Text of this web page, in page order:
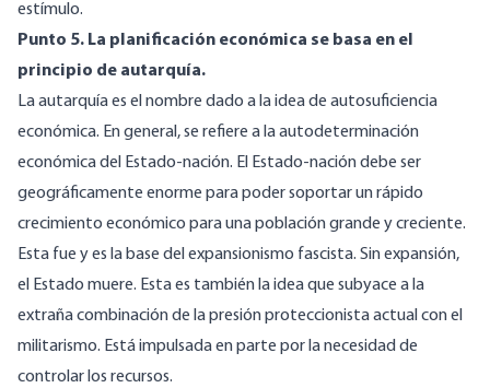
estímulo.
Punto 5. La planificación económica se basa en el
principio de autarquía.
La autarquía es el nombre dado a la idea de autosuficiencia
económica. En general, se refiere a la autodeterminación
económica del Estado-nación. El Estado-nación debe ser
geográficamente enorme para poder soportar un rápido
crecimiento económico para una población grande y creciente.
Esta fue y es la base del expansionismo fascista. Sin expansión,
el Estado muere. Esta es también la idea que subyace a la
extraña combinación de la presión proteccionista actual con el
militarismo. Está impulsada en parte por la necesidad de
controlar los recursos.